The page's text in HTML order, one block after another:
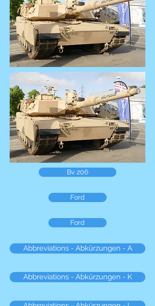
Bv 206
Ford
Ford
Abbreviations - Abkürzungen - A
Abbreviations - Abkürzungen - K